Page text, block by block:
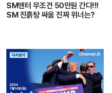
SM엔터 무조건 50만원 간다!!!
SM 진흙탕 싸움 진짜 위너는?